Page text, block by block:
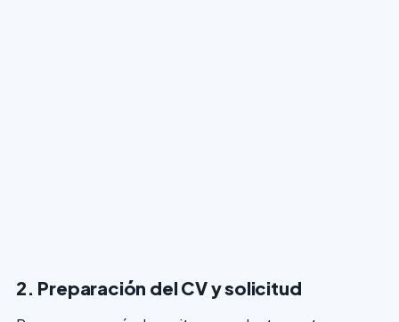
2. Preparación del CV y solicitud